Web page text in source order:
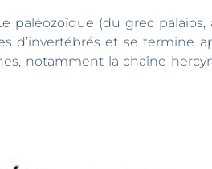
paléozoïque (du grec palaios,
et se termine
notamment la chaîne